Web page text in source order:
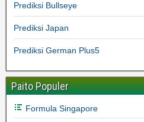
Prediksi Bullseye
Prediksi Japan
Prediksi German Plus5
Paito Populer
Formula Singapore